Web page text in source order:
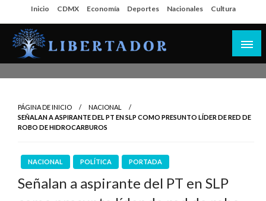
al
contenido
Inicio CDMX Economía Deportes Nacionales Cultura
PÁGINA DE INICIO
NACIONAL
SEÑALAN A ASPIRANTE DEL PT EN SLP COMO PRESUNTO LÍDER DE RED DE
ROBO DE HIDROCARBUROS
NACIONAL POLÍTICA PORTADA
Señalan a aspirante del PT en SLP